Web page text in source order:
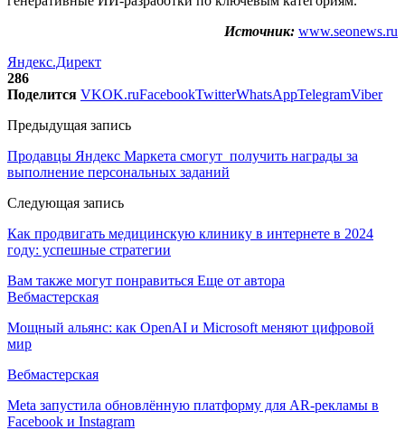
Источник: www.seonews.ru
Яндекс.Директ
286
Поделится VKOK.ruFacebookTwitterWhatsAppTelegramViber
Предыдущая запись
Продавцы Яндекс Маркета смогут получить награды за
выполнение персональных заданий
Следующая запись
Как продвигать медицинскую клинику в интернете в 2024
году: успешные стратегии
Вам также могут понравиться Еще от автора
Вебмастерская
Мощный альянс: как OpenAI и Microsoft меняют цифровой
мир
Вебмастерская
Meta запустила обновлённую платформу для AR-рекламы в
Facebook и Instagram